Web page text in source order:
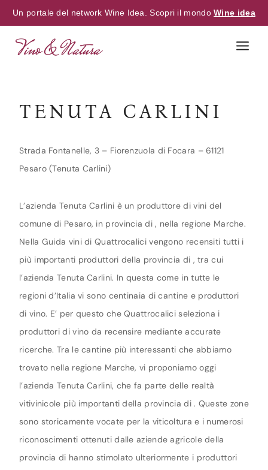
Un portale del network Wine Idea. Scopri il mondoWine idea
TENUTA CARLINI
Strada Fontanelle, 3 – Fiorenzuola di Focara – 61121
Pesaro (Tenuta Carlini)
L’azienda Tenuta Carlini è un produttore di vini del
comune di Pesaro, in provincia di , nella regione Marche.
Nella Guida vini di Quattrocalici vengono recensiti tutti i
più importanti produttori della provincia di , tra cui
l’azienda Tenuta Carlini. In questa come in tutte le
regioni d’Italia vi sono centinaia di cantine e produttori
di vino. E’ per questo che Quattrocalici seleziona i
produttori di vino da recensire mediante accurate
ricerche. Tra le cantine più interessanti che abbiamo
trovato nella regione Marche, vi proponiamo oggi
l’azienda Tenuta Carlini, che fa parte delle realtà
vitivinicole più importanti della provincia di . Queste zone
sono storicamente vocate per la viticoltura e i numerosi
riconoscimenti ottenuti dalle aziende agricole della
provincia di hanno stimolato ulteriormente i produttori